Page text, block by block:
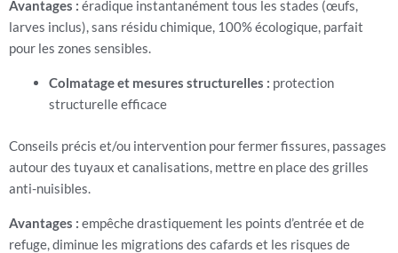
Avantages : éradique instantanément tous les stades (œufs,
larves inclus), sans résidu chimique, 100% écologique, parfait
pour les zones sensibles.
Colmatage et mesures structurelles : protection
structurelle efficace
Conseils précis et/ou intervention pour fermer fissures, passages
autour des tuyaux et canalisations, mettre en place des grilles
anti-nuisibles.
Avantages : empêche drastiquement les points d’entrée et de
refuge, diminue les migrations des cafards et les risques de